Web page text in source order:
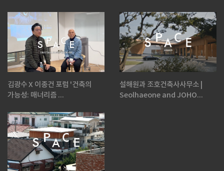
김광수 X 이종건 포럼 '건축의
가능성: 매너리즘 ...
설해원과 조호건축사사무소 |
Seolhaeone and JOHO...